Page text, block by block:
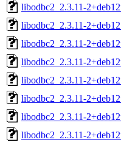
libodbc2_2.3.11-
libodbc2_2.3.11-
libodbc2_2.3.11-
libodbc2_2.3.11-
libodbc2_2.3.11-
libodbc2_2.3.11-
libodbc2_2.3.11-
libodbc2_2.3.11-